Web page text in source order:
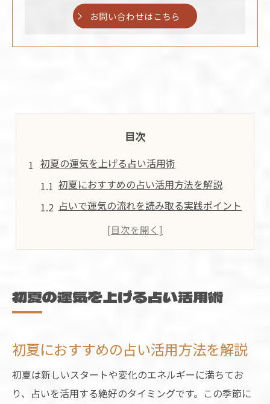
お問い合わせはこちら
目次
初夏の運気を上げる占い活用術
初夏におすすめの占い活用方法を解説
占いで運気の流れを読み取る実践ポイント
開運グッズと占いの組み合わせで運気上昇
日常に取り入れやすい占い習慣の始め方
仕事運と勝負運を強める開運グッズ選び
目的別に選ぶ初夏の開運グッズの特徴
実用性重視の占い開運アイテム選定の秘訣
運気を引き寄せるグッズの見極め方とは
初夏の運気を上げる占い活用術
初夏におすすめの占い活用方法を解説
初夏は新しいスタートや変化のエネルギーに満ちてお
り、占いを活用する絶好のタイミングです。この季節に